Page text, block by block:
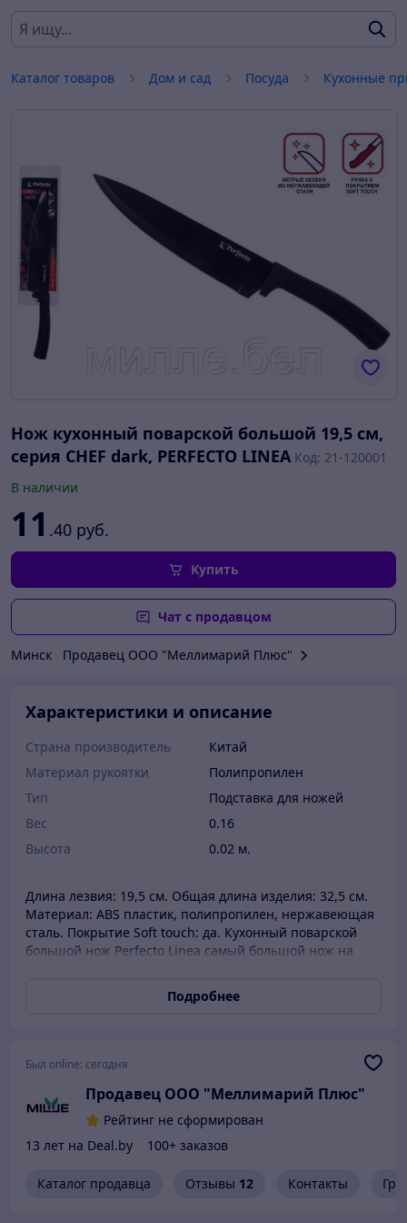
Каталог товаров Дом и сад Посуда Кухонные
Нож кухонный поварской большой 19,5 см,
серия CHEF dark, PERFECTO LINEA Код: 21-120001
В наличии
11 .40 руб.
Купить
Чат с продавцом
Минск Продавец ООО "Меллимарий Плюс"
Характеристики и описание
Страна производитель
Китай
Материал рукоятки
Полипропилен
Тип
Подставка для ножей
Вес
0.16
Высота
0.02 м.
Длина лезвия: 19,5 см. Общая длина изделия: 32,5 см.
Материал: ABS пластик, полипропилен, нержавеющая
сталь. Покрытие Soft touch: да. Кухонный поварской
большой нож Perfecto Linea самый большой нож на
лезвие делают Шефа идеальным выбором для
шинкования капусты, нарезания рыбы и дичи, а также
Современный и комфортный дизайн: эргономичная
размеров ладоней. Легко поддается заточке. Чтобы
сохранить нож в отличном состоянии, рекомендуется
мыть его вручную. --- 21-145001 Нож для чистки
овощей 14 см, серия CHEF dark, PERFECTO LINEA, 21-
dark, PERFECTO LINEA, 21-111001 Нож кухонный
Подробнее
Был online: сегодня
Продавец ООО "Меллимарий Плюс"
Рейтинг не сформирован
13 лет на Deal.by
100+ заказов
Каталог продавца Отзывы 12 Контакты